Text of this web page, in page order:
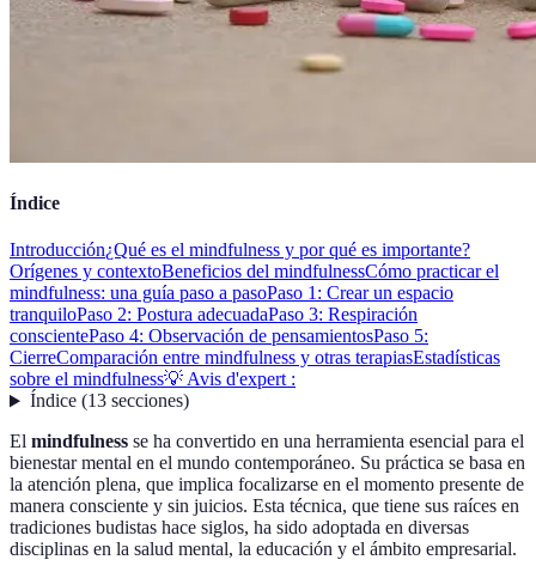
Índice
Introducción¿Qué es el mindfulness y por qué es importante?
Orígenes y contextoBeneficios del mindfulnessCómo practicar el
mindfulness: una guía paso a pasoPaso 1: Crear un espacio
tranquiloPaso 2: Postura adecuadaPaso 3: Respiración
conscientePaso 4: Observación de pensamientosPaso 5:
CierreComparación entre mindfulness y otras terapiasEstadísticas
sobre el mindfulness💡 Avis d'expert :
Índice(13 secciones)
El mindfulness se ha convertido en una herramienta esencial para el
bienestar mental en el mundo contemporáneo. Su práctica se basa en
la atención plena, que implica focalizarse en el momento presente de
manera consciente y sin juicios. Esta técnica, que tiene sus raíces en
tradiciones budistas hace siglos, ha sido adoptada en diversas
disciplinas en la salud mental, la educación y el ámbito empresarial.